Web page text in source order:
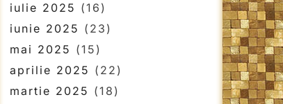
iulie 2025 (16)
iunie 2025 (23)
mai 2025 (15)
aprilie 2025 (22)
martie 2025 (18)